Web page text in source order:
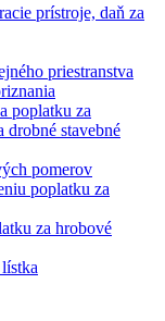
prístroje, daň za
priestranstva
poplatku za
drobné stavebné
pomerov
poplatku za
za hrobové